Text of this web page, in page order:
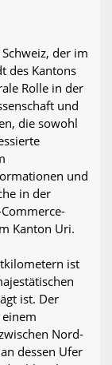
der im
des Kantons
Rolle in der
und
die sowohl
und
in der
Kanton Uri.
ist
ist. Der
Nord-
dessen Ufer